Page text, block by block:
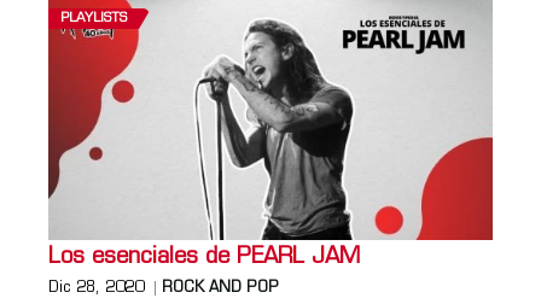
PLAYLISTS
Los esenciales de PEARL JAM
Dic 28, 2020 ROCK AND POP